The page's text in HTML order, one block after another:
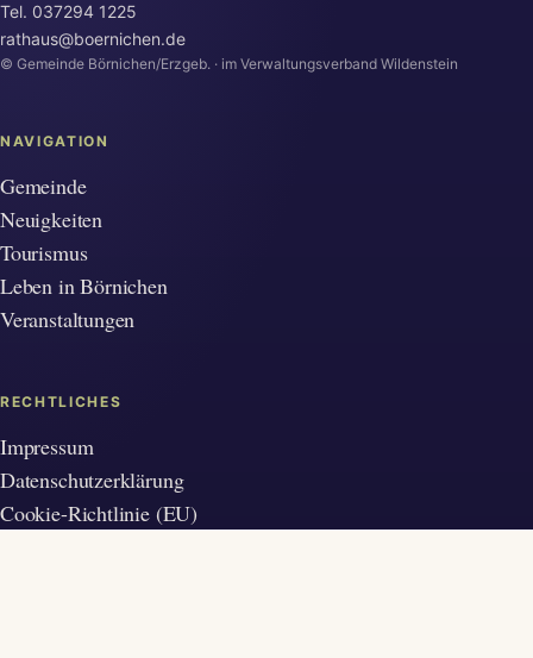
Tel. 037294 1225
rathaus@boernichen.de
© Gemeinde Börnichen/Erzgeb. · im Verwaltungsverband Wildenstein
NAVIGATION
Gemeinde
Neuigkeiten
Tourismus
Leben in Börnichen
Veranstaltungen
RECHTLICHES
Impressum
Datenschutzerklärung
Cookie-Richtlinie (EU)